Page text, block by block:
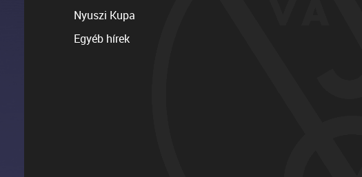
Nyuszi Kupa
Egyéb hírek